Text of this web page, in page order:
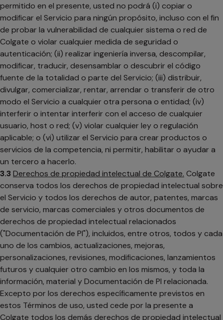
permitido en el presente, usted no podrá (i) copiar o
modificar el Servicio para ningún propósito, incluso con el fin
de probar la vulnerabilidad de cualquier sistema o red de
Colgate o violar cualquier medida de seguridad o
autenticación; (ii) realizar ingeniería inversa, descompilar,
modificar, traducir, desensamblar o descubrir el código
fuente de la totalidad o parte del Servicio; (iii) distribuir,
divulgar, comercializar, rentar, arrendar o transferir de otro
modo el Servicio a cualquier otra persona o entidad; (iv)
interferir o intentar interferir con el acceso de cualquier
usuario, host o red; (v) violar cualquier ley o regulación
aplicable; o (vi) utilizar el Servicio para crear productos o
servicios de la competencia, ni permitir, habilitar o ayudar a
un tercero a hacerlo.
3.3 Derechos de propiedad intelectual de Colgate. Colgate
conserva todos los derechos de propiedad intelectual sobre
el Servicio y todos los derechos de autor, patentes, marcas
de servicio, marcas comerciales y otros documentos de
derechos de propiedad intelectual relacionados
("Documentación de PI"), incluidos, entre otros, todos y cada
uno de los cambios, actualizaciones, mejoras,
personalizaciones, revisiones, modificaciones, lanzamientos
futuros y cualquier otro cambio en los mismos, y toda la
información, material y Documentación de PI relacionada.
Excepto por los derechos específicamente previstos en
estos Términos de uso, usted cede por la presente a
Colgate todos los demás derechos de propiedad intelectual